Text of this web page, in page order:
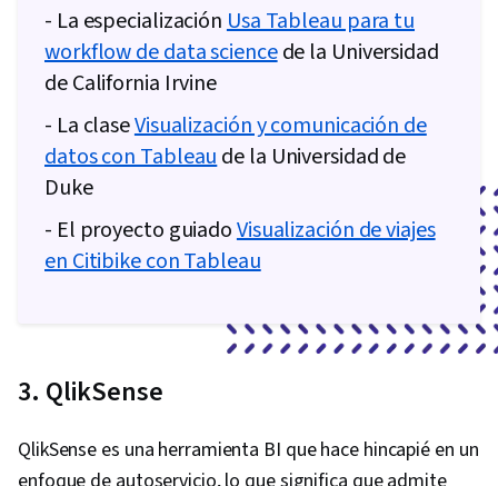
- La especializaciónUsa Tableau para tu
workflow de data sciencede la Universidad
de California Irvine
- La claseVisualización y comunicación de
datos con Tableaude la Universidad de
Duke
- El proyecto guiadoVisualización de viajes
en Citibike con Tableau
3. QlikSense
QlikSense es una herramienta BI que hace hincapié en un